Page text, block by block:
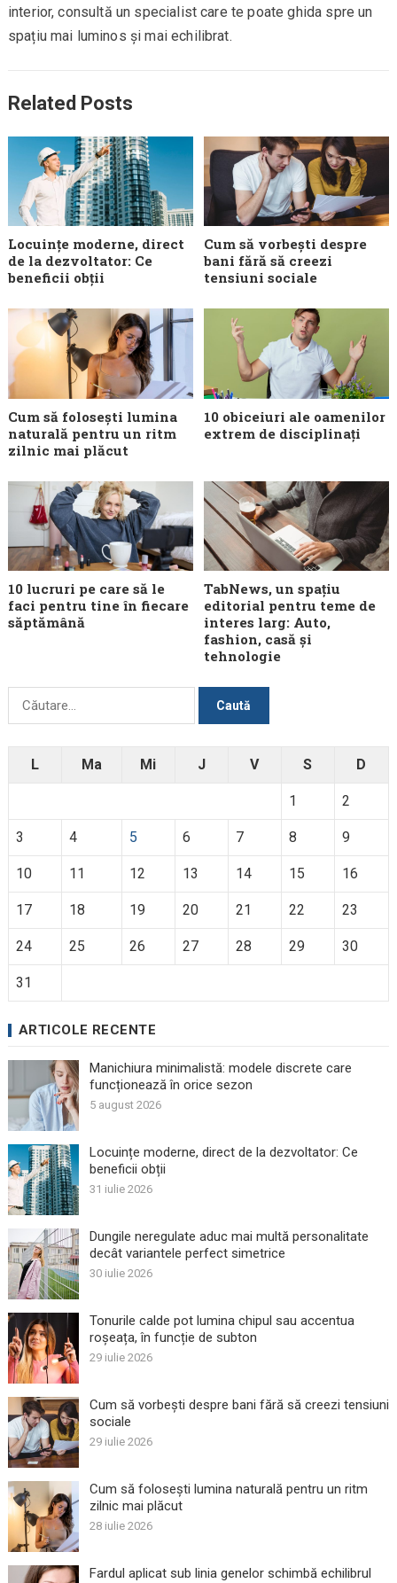
interior, consultă un specialist care te poate ghida spre un
spațiu mai luminos și mai echilibrat.
Related Posts
Locuințe moderne, direct
de la dezvoltator: Ce
beneficii obții
Cum să vorbești despre
bani fără să creezi
tensiuni sociale
Cum să folosești lumina
naturală pentru un ritm
zilnic mai plăcut
10 obiceiuri ale oamenilor
extrem de disciplinați
10 lucruri pe care să le
faci pentru tine în fiecare
săptămână
TabNews, un spațiu
editorial pentru teme de
interes larg: Auto,
fashion, casă și
tehnologie
Caută
L Ma Mi J V S D
1 2
3 4 5 6 7 8 9
10 11 12 13 14 15 16
17 18 19 20 21 22 23
24 25 26 27 28 29 30
31
ARTICOLE RECENTE
Manichiura minimalistă: modele discrete care
funcționează în orice sezon
5 august 2026
Locuințe moderne, direct de la dezvoltator: Ce
beneficii obții
31 iulie 2026
Dungile neregulate aduc mai multă personalitate
decât variantele perfect simetrice
30 iulie 2026
Tonurile calde pot lumina chipul sau accentua
roșeața, în funcție de subton
29 iulie 2026
Cum să vorbești despre bani fără să creezi tensiuni
sociale
29 iulie 2026
Cum să folosești lumina naturală pentru un ritm
zilnic mai plăcut
28 iulie 2026
Fardul aplicat sub linia genelor schimbă echilibrul